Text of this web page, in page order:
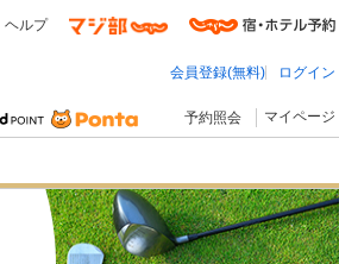
ヘルプ
会員登録(無料) ログイン
予約照会 マイページ